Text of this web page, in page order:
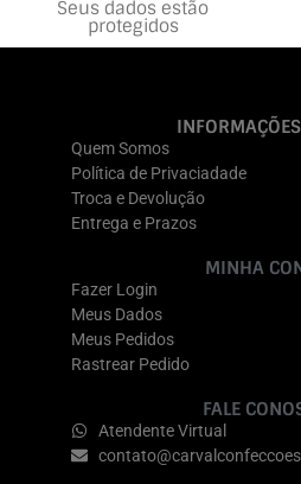
Seus dados estão
protegidos
Quem Somos
Política de Privaciadade
Troca e Devolução
Entrega e Prazos
MINHA
Fazer Login
Meus Dados
Meus Pedidos
Rastrear Pedido
FALE
Atendente Virtual